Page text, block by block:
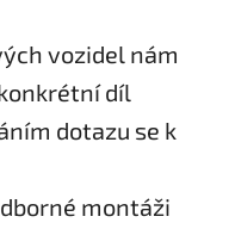
vozidel nám
díl
dotazu se k
montáži